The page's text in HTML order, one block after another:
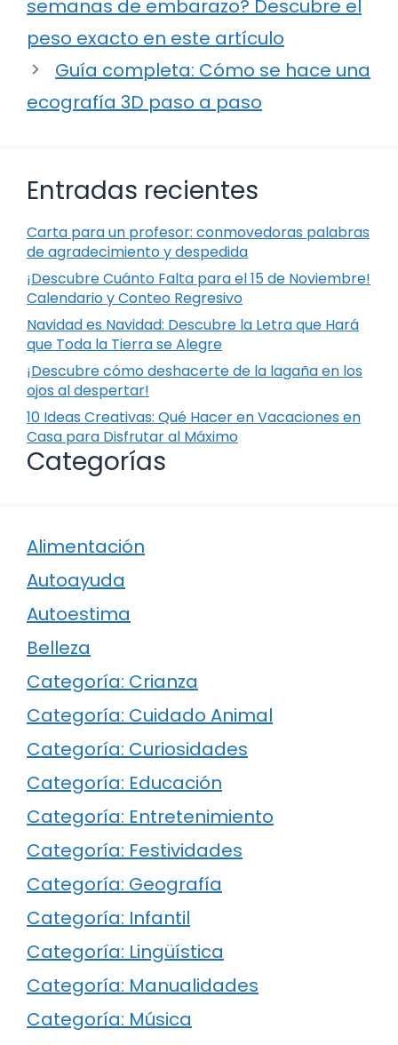
semanas de embarazo? Descubre el
peso exacto en este artículo
Guía completa: Cómo se hace una
ecografía 3D paso a paso
Entradas recientes
Carta para un profesor: conmovedoras palabras
de agradecimiento y despedida
¡Descubre Cuánto Falta para el 15 de Noviembre!
Calendario y Conteo Regresivo
Navidad es Navidad: Descubre la Letra que Hará
que Toda la Tierra se Alegre
¡Descubre cómo deshacerte de la lagaña en los
ojos al despertar!
10 Ideas Creativas: Qué Hacer en Vacaciones en
Casa para Disfrutar al Máximo
Categorías
Alimentación
Autoayuda
Autoestima
Belleza
Categoría: Crianza
Categoría: Cuidado Animal
Categoría: Curiosidades
Categoría: Educación
Categoría: Entretenimiento
Categoría: Festividades
Categoría: Geografía
Categoría: Infantil
Categoría: Lingüística
Categoría: Manualidades
Categoría: Música